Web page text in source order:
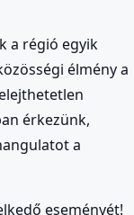
a régió egyik
élmény a
érkezünk,
a
eseményét!